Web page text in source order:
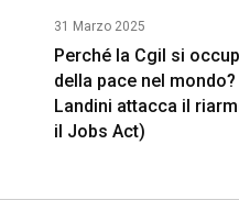
31 Marzo 2025
Perché la Cgil si
della pace nel mondo?
Landini attacca il
il Jobs Act)